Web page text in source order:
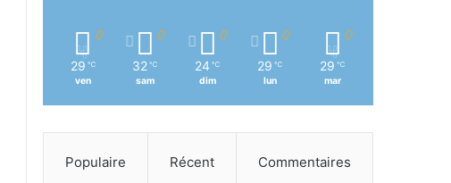
29 ℃
ven
32 ℃
sam
24 ℃
dim
29 ℃
lun
29 ℃
mar
Populaire Récent Commentaires